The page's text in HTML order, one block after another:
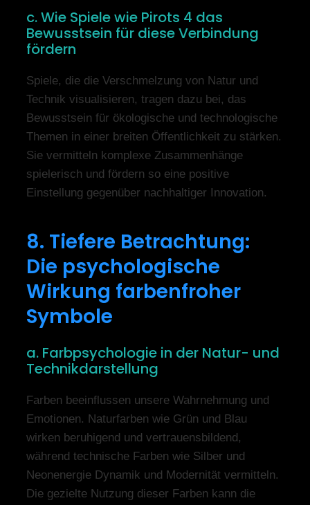
c. Wie Spiele wie Pirots 4 das
Bewusstsein für diese Verbindung
fördern
Spiele, die die Verschmelzung von Natur und
Technik visualisieren, tragen dazu bei, das
Bewusstsein für ökologische und technologische
Themen in einer breiten Öffentlichkeit zu stärken.
Sie vermitteln komplexe Zusammenhänge
spielerisch und fördern so eine positive
Einstellung gegenüber nachhaltiger Innovation.
8. Tiefere Betrachtung:
Die psychologische
Wirkung farbenfroher
Symbole
a. Farbpsychologie in der Natur- und
Technikdarstellung
Farben beeinflussen unsere Wahrnehmung und
Emotionen. Naturfarben wie Grün und Blau
wirken beruhigend und vertrauensbildend,
während technische Farben wie Silber und
Neonenergie Dynamik und Modernität vermitteln.
Die gezielte Nutzung dieser Farben kann die